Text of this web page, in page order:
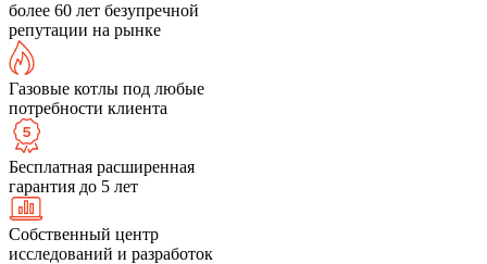
более 60 лет безупречной
репутации на рынке
Газовые котлы под любые
потребности клиента
Бесплатная расширенная
гарантия до 5 лет
Собственный центр
исследований и разработок